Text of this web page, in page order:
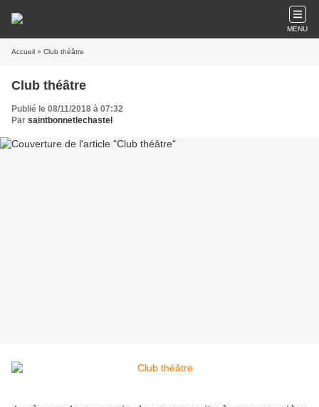
MENU
Accueil » Club théâtre
Club théâtre
Publié le 08/11/2018 à 07:32
Par saintbonnetlechastel